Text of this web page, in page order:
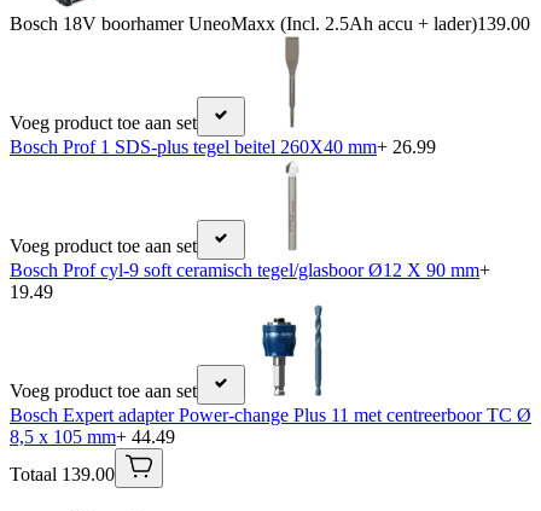
Bosch 18V boorhamer UneoMaxx (Incl. 2.5Ah accu + lader)139.00
Voeg product toe aan set
Bosch Prof 1 SDS-plus tegel beitel 260X40 mm+ 26.99
Voeg product toe aan set
Bosch Prof cyl-9 soft ceramisch tegel/glasboor Ø12 X 90 mm+
19.49
Voeg product toe aan set
Bosch Expert adapter Power-change Plus 11 met centreerboor TC Ø
8,5 x 105 mm+ 44.49
Totaal 139.00